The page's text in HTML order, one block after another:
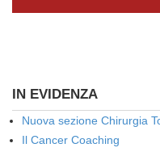
IN EVIDENZA
Nuova sezione Chirurgia
Il Cancer Coaching